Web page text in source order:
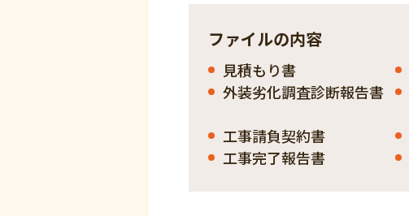
ファイルの内容
見積もり書
外装劣化調査診断報告書
工事請負契約書
工事完了報告書